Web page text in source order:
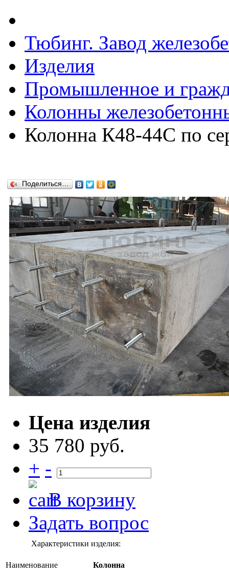
Тюбинг. Завод
Изделия
Промышленное и
Колонны
Колонна К48-44C по
Поделиться…
Цена изделия
35 780 руб.
+ -
В корзину
Задать вопрос
Характеристики изделия:
Наименование Колонна